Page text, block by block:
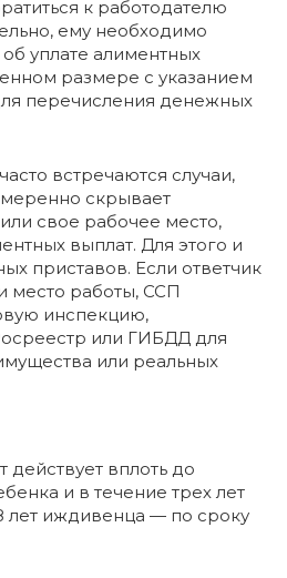
к работодателю
ему необходимо
уплате алиментных
размере с указанием
перечисления денежных
встречаются случаи,
скрывает
свое рабочее место,
выплат. Для этого и
приставов. Если ответчик
место работы, ССП
инспекцию,
или ГИБДД для
или реальных
действует вплоть до
и в течение трех лет
лет иждивенца — по сроку